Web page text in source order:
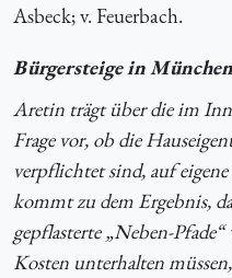
Asbeck; v. Feuerbach.
Bürgersteige in München
Aretin trägt über die im
Frage vor, ob die
verpflichtet sind, auf
kommt zu dem Ergebnis,
gepflasterte „Neben-
Kosten unterhalten